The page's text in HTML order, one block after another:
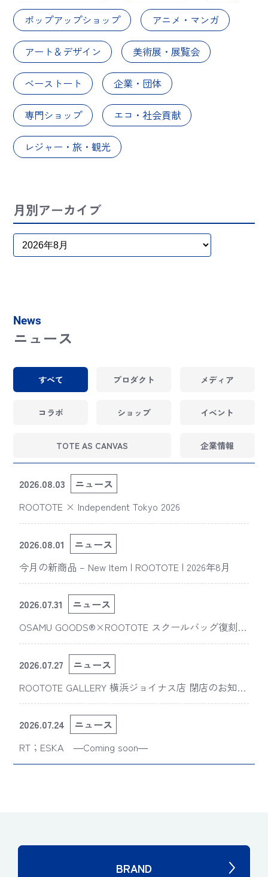
ポップアップショップ アニメ・マンガ
アート＆デザイン 美術展・展覧会
ベーストート 企業・団体
専門ショップ エコ・社会貢献
レジャー・旅・観光
月別アーカイブ
News
ニュース
すべて プロダクト メディア
コラボ ショップ イベント
TOTE AS CANVAS 企業情報
2026.08.03
ニュース
ROOTOTE × Independent Tokyo 2026
2026.08.01
ニュース
今月の新商品 – New Item | ROOTOTE | 2026年8月
2026.07.31
ニュース
OSAMU GOODS®×ROOTOTE スクールバッグ復刻
版“スライスドアイ”の新デザインが「The 50th Annive
rsary OSAMU GOODS展」に登場
2026.07.27
ニュース
ROOTOTE GALLERY 横浜ジョイナス店 閉店のお知ら
せ
2026.07.24
ニュース
RT；ESKA ―Coming soon―
BRAND